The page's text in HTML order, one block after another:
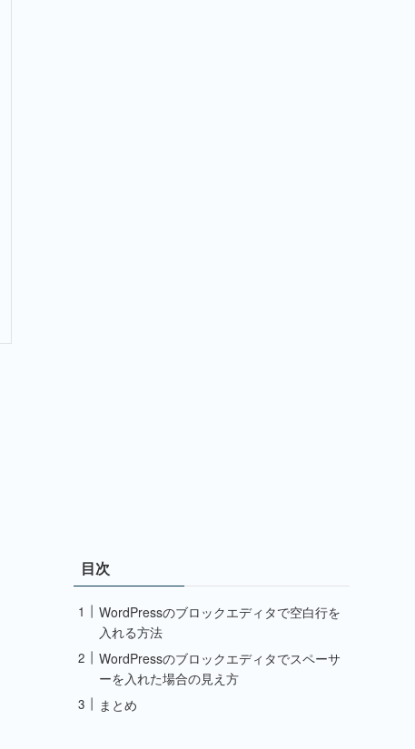
目次
WordPressのブロックエディタで空白行を
入れる方法
WordPressのブロックエディタでスペーサ
ーを入れた場合の見え方
まとめ